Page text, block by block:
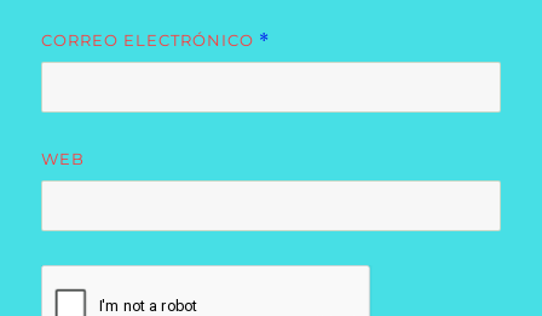
CORREO ELECTRÓNICO *
WEB